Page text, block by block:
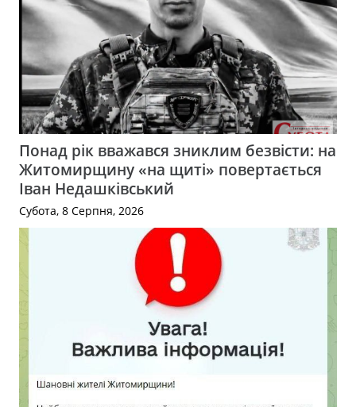
Понад рік вважався зниклим безвісти: на
Житомирщину «на щиті» повертається
Іван Недашківський
Субота, 8 Серпня, 2026